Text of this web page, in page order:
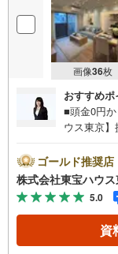
画像36枚
おすすめポ
■頭金0円
ウス東京
ayボーナス
キャンペー
学予約をす
ahoo！
ナスライ
料のご請
ゴールド推奨店
株式会社東宝ハウ
5.0
資